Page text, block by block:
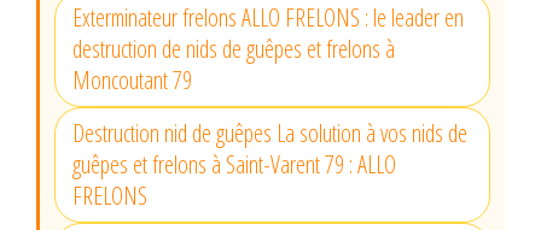
Exterminateur frelons ALLO FRELONS : le leader en
destruction de nids de guêpes et frelons à
Moncoutant 79
Destruction nid de guêpes La solution à vos nids de
guêpes et frelons à Saint-Varent 79 : ALLO
FRELONS